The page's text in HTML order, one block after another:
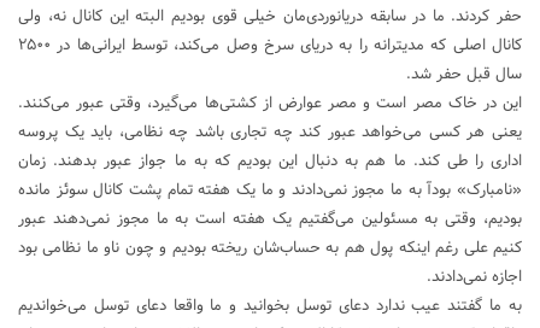
حفر کردند. ما در سابقه دریانوردی‌مان خیلی قوی بودیم البته این کانال نه، ولی
کانال اصلی که مدیترانه را به دریای سرخ وصل می‌کند، توسط ایرانی‌ها در ۲۵۰۰
سال قبل حفر شد.
این در خاک مصر است و مصر عوارض از کشتی‌ها می‌گیرد، وقتی عبور می‌کنند.
یعنی هر کسی می‌خواهد عبور کند چه تجاری باشد چه نظامی، باید یک پروسه
اداری را طی کند. ما هم به دنبال این بودیم که به ما جواز عبور بدهند. زمان
«نامبارک» بودآ به ما مجوز نمی‌دادند و ما یک هفته تمام پشت کانال سوئز مانده
بودیم، وقتی به مسئولین می‌گفتیم یک هفته است به ما مجوز نمی‌دهند عبور
کنیم علی رغم اینکه پول هم به حساب‌شان ریخته بودیم و چون ناو ما نظامی بود
اجازه نمی‌دادند.
به ما گفتند عیب ندارد دعای توسل بخوانید و ما واقعا دعای توسل می‌خواندیم